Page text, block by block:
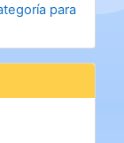
para